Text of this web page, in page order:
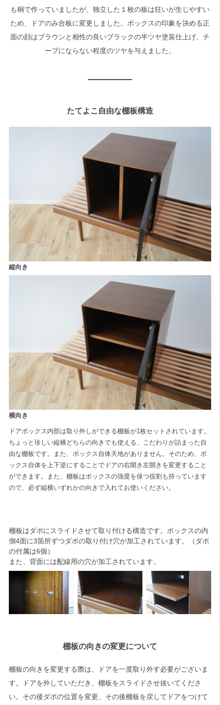
も桐で作っていましたが、独立した１枚の板は狂いが生じやすい
ため、ドアのみ合板に変更しました。ボックスの印象を決める正
面の顔はブラウンと相性の良いブラックの半ツヤ塗装仕上げ、チ
ープにならない程度のツヤを与えました。
たてよこ自由な棚板構造
縦向き
横向き
ドアボックス内部は取り外しができる棚板が1枚セットされています。
ちょっと珍しい縦横どちらの向きでも使える、こだわりが詰まった自
由な棚板です。また、ボックス自体天地がありません。そのため、ボ
ックス自体を上下逆にすることでドアの右開き左開きを変更すること
ができます。また、棚板はボックスの強度を保つ役割も持っています
ので、必ず縦横いずれかの向きで入れてお使いください。
棚板はダボにスライドさせて取り付ける構造です。ボックスの内
側4面に3箇所ずつダボの取り付け穴が加工されています。（ダボ
の付属は6個）
また、背面には配線用の穴が加工されています。
棚板の向きの変更について
棚板の向きを変更する際は、ドアを一度取り外す必要がございま
す。ドアを外していただき、棚板をスライドさせ抜いてくださ
い。その後ダボの位置を変更、その後棚板を戻してドアをつけて